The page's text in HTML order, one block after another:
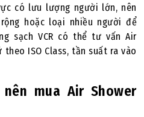
có lưu lượng người lớn, nên
hoặc loại nhiều người để
sạch VCR có thể tư vấn Air
ISO Class, tần suất ra vào
mua Air Shower